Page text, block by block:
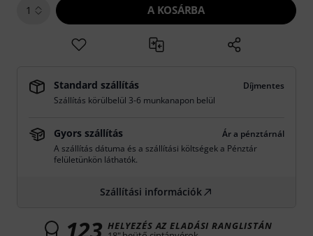
1 A KOSÁRBA
Standard szállítás
Díjmentes
Szállítás körülbelül 3-6 munkanapon belül
Gyors szállítás
Ár a pénztárnál
A szállítás dátuma és a szállítási költségek a Pénztár
felületünkön láthatók.
Szállítási információk
HELYEZÉS AZ ELADÁSI RANGLISTÁN